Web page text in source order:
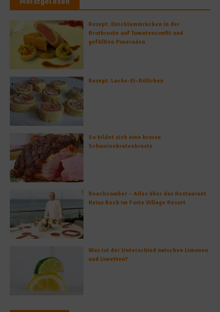
Rezept: Deichlammrücken in der
Brotkruste auf Tomatenconfit und
gefüllten Poveraden
Rezept: Lachs-Ei-Röllchen
So bildet sich eine krosse
Schweinebratenkruste
Beachcomber – Alles über das Restaurant
Heinz Beck im Forte Village Resort
Was ist der Unterschied zwischen Limonen
und Limetten?